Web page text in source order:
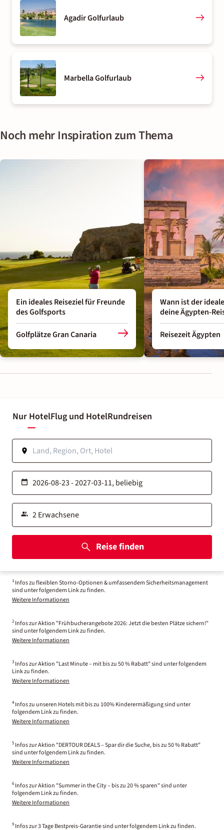
Agadir Golfurlaub
Marbella Golfurlaub
Noch mehr Inspiration zum Thema
Ein ideales Reiseziel für Freunde
des Golfsports
Golfplätze Gran Canaria
Wann ist der
deine Ägypten-
Reisezeit Ägypten
Nur HotelFlug und HotelRundreisen
Reise finden
1 Infos zu flexiblen Storno-Optionen & umfassendem Sicherheitsmanagement
sind unter folgendem Link zu finden.
Weitere Informationen
2 Infos zur Aktion "Frühbucherangebote 2026: Jetzt die besten Plätze sichern!"
sind unter folgendem Link zu finden.
Weitere Informationen
3 Infos zur Aktion "Last Minute – mit bis zu 50 % Rabatt" sind unter folgendem
Link zu finden.
Weitere Informationen
4 Infos zu unseren Hotels mit bis zu 100% Kinderermäßigung sind unter
folgendem Link zu finden.
Weitere Informationen
5 Infos zur Aktion "DERTOUR DEALS – Spar dir die Suche, bis zu 50 % Rabatt"
sind unter folgendem Link zu finden.
Weitere Informationen
6 Infos zur Aktion "Summer in the City – bis zu 20 % sparen" sind unter
folgendem Link zu finden.
Weitere Informationen
9 Infos zur 3 Tage Bestpreis-Garantie sind unter folgendem Link zu finden.